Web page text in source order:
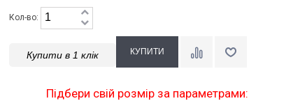
Кол-во:
Купити в 1 клік
Підбери свій розмір за параметрами: